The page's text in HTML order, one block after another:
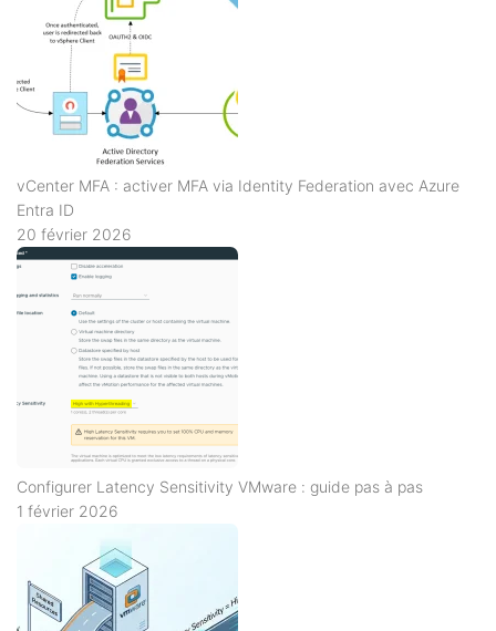
vCenter MFA : activer MFA via Identity Federation avec Azure
Entra ID
20 février 2026
Configurer Latency Sensitivity VMware : guide pas à pas
1 février 2026